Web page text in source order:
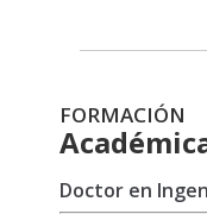
FORMACIÓN
Doctor en